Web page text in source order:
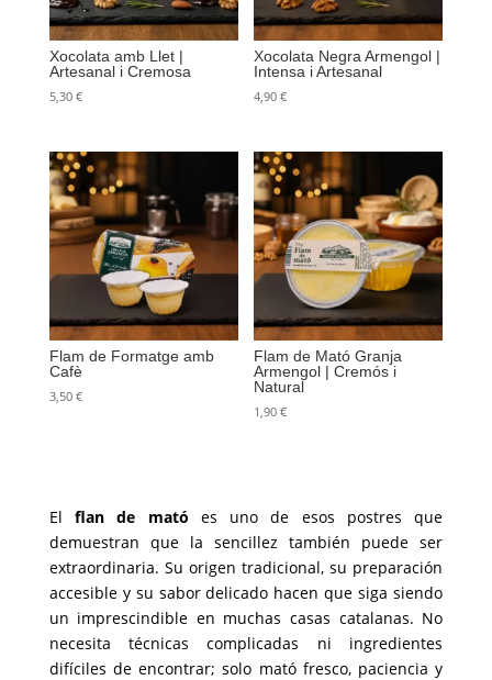
Xocolata amb Llet |
Artesanal i Cremosa
5,30 €
Xocolata Negra Armengol |
Intensa i Artesanal
4,90€
Flam de Formatge amb
Cafè
3,50 €
Flam de Mató Granja
Armengol | Cremós i
Natural
1,90€
Elflan de mató es uno de esos postres que
demuestran que la sencillez también puede ser
extraordinaria. Su origen tradicional, su preparación
accesible y su sabor delicado hacen que siga siendo
un imprescindible en muchas casas catalanas. No
necesita técnicas complicadas ni ingredientes
difíciles de encontrar; solo mató fresco, paciencia y